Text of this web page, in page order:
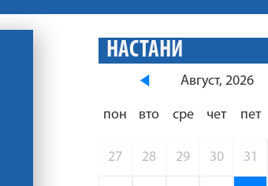
НАСТАНИ
Август, 2026
пон вто сре чет пет
27 28 29 30 31